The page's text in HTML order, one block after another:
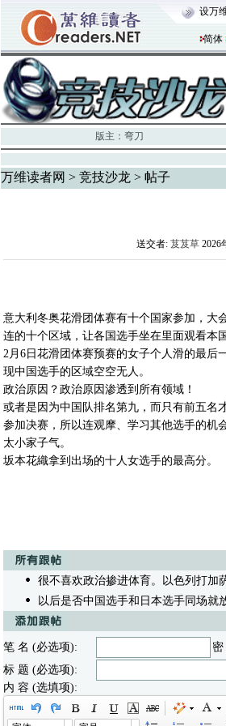
设万
简体
版主： 弯刀
万维读者网 > 竞技沙龙 > 帖子
送交者: 芨芨草 2026
意大利冬奥花滑团体赛有十个国家参加，大
连的十个区域，让各国选手坐在里面观看本
2月6日花滑团体赛预赛的女子个人滑的最后
现中国选手的区域空空无人。
政治原因？政治原因渗透到所有领域！
或者是因为中国队排名第九，而只有前五名
参加决赛，所以连观摩、学习其他选手的机
太小家子气。
坂本花織拿到出场的十人女选手的最高分。
很不喜欢政治掺进体育。以色列打加
以后是否中国选手和日本选手同场就
笔 名 (必选项):
标 题 (必选项):
内 容 (选填项):